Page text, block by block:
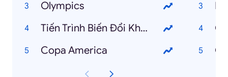
Olympics
Tiến Trình Biến Đổi Khí Hậu
Copa America